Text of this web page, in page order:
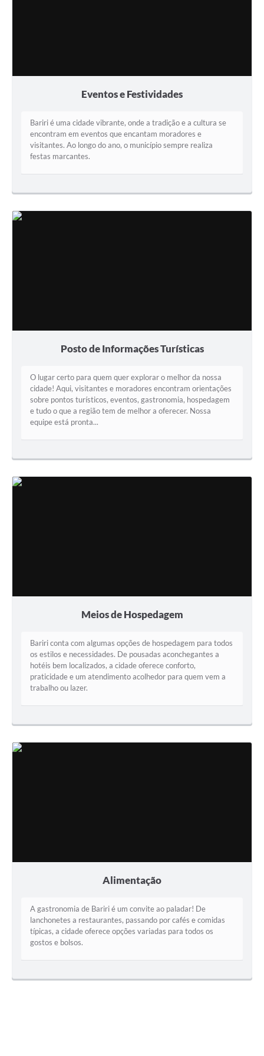
Eventos e Festividades
Bariri é uma cidade vibrante, onde a tradição e a cultura se
encontram em eventos que encantam moradores e
visitantes. Ao longo do ano, o município sempre realiza
festas marcantes.
Posto de Informações Turísticas
O lugar certo para quem quer explorar o melhor da nossa
cidade! Aqui, visitantes e moradores encontram orientações
sobre pontos turísticos, eventos, gastronomia, hospedagem
e tudo o que a região tem de melhor a oferecer. Nossa
equipe está pronta...
Meios de Hospedagem
Bariri conta com algumas opções de hospedagem para todos
os estilos e necessidades. De pousadas aconchegantes a
hotéis bem localizados, a cidade oferece conforto,
praticidade e um atendimento acolhedor para quem vem a
trabalho ou lazer.
Alimentação
A gastronomia de Bariri é um convite ao paladar! De
lanchonetes a restaurantes, passando por cafés e comidas
típicas, a cidade oferece opções variadas para todos os
gostos e bolsos.